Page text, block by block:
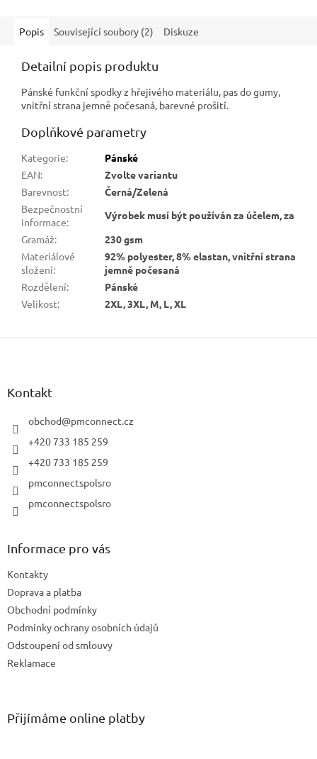
Popis Související soubory (2) Diskuze
Detailní popis produktu
Pánské funkční spodky z hřejivého materiálu, pas do gumy,
vnitřní strana jemně počesaná, barevné prošití.
Doplňkové parametry
Kategorie:
Pánské
EAN:
Zvolte variantu
Barevnost:
Černá/Zelená
Bezpečnostní
informace:
Výrobek musí být používán za účelem, za
Gramáž:
230 gsm
Materiálové
složení:
92% polyester, 8% elastan, vnitřní strana
jemně počesaná
Rozdělení:
Pánské
Velikost: 2XL, 3XL, M, L, XL
Z
Kontakt
obchod@pmconnect.cz
+420 733 185 259
+420 733 185 259
pmconnectspolsro
pmconnectspolsro
Informace pro vás
Kontakty
Doprava a platba
Obchodní podmínky
Podmínky ochrany osobních údajů
Odstoupení od smlouvy
Reklamace
Přijímáme online platby